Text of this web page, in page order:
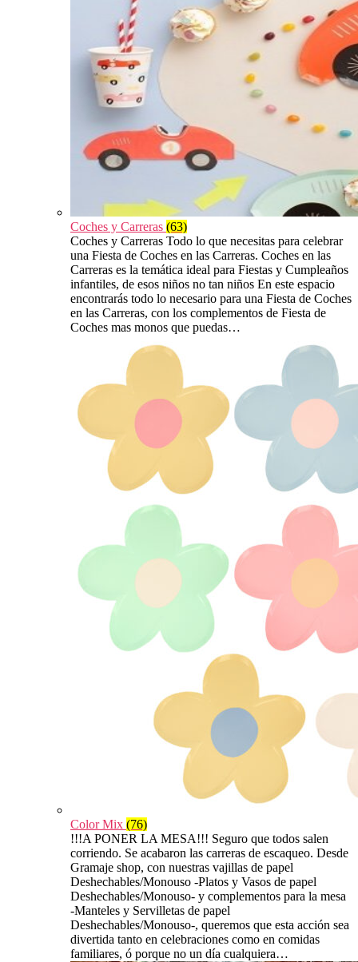
Coches y Carreras (63)
Coches y Carreras Todo lo que necesitas para celebrar
una Fiesta de Coches en las Carreras. Coches en las
Carreras es la temática ideal para Fiestas y Cumpleaños
infantiles, de esos niños no tan niños En este espacio
encontrarás todo lo necesario para una Fiesta de Coches
en las Carreras, con los complementos de Fiesta de
Coches mas monos que puedas…
Color Mix (76)
!!!A PONER LA MESA!!! Seguro que todos salen
corriendo. Se acabaron las carreras de escaqueo. Desde
Gramaje shop, con nuestras vajillas de papel
Deshechables/Monouso -Platos y Vasos de papel
Deshechables/Monouso- y complementos para la mesa
-Manteles y Servilletas de papel
Deshechables/Monouso-, queremos que esta acción sea
divertida tanto en celebraciones como en comidas
familiares, ó porque no un día cualquiera…